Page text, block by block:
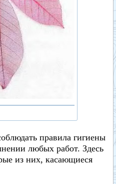
правила гигиены
любых работ. Здесь
из них, касающиеся